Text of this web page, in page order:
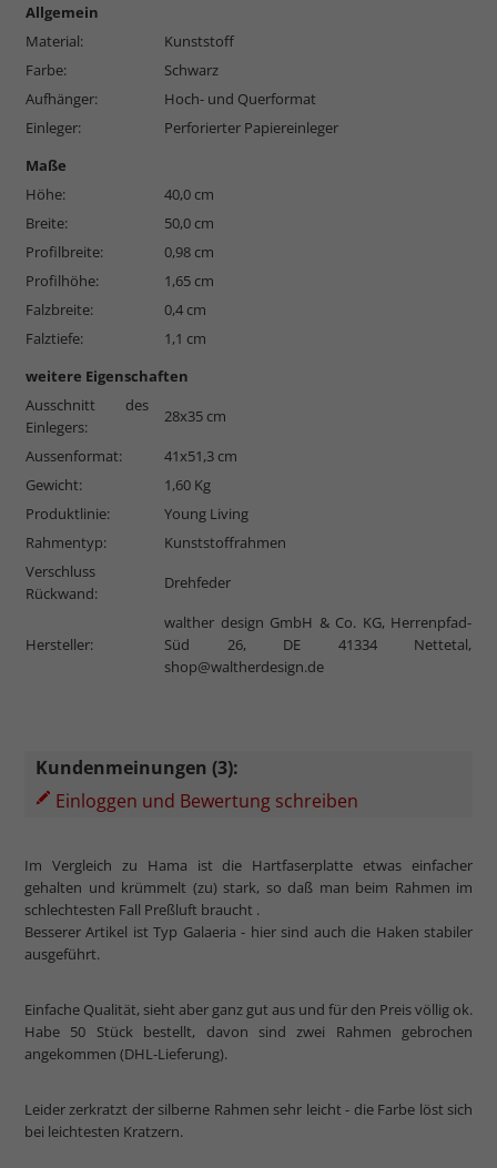
Allgemein
Material:
Kunststoff
Farbe:
Schwarz
Aufhänger:
Hoch- und Querformat
Einleger:
Perforierter Papiereinleger
Maße
Höhe:
40,0 cm
Breite:
50,0 cm
Profilbreite:
0,98 cm
Profilhöhe:
1,65 cm
Falzbreite:
0,4 cm
Falztiefe:
1,1 cm
weitere Eigenschaften
Ausschnitt des
Einlegers:
28x35 cm
Aussenformat:
41x51,3 cm
Gewicht:
1,60 Kg
Produktlinie:
Young Living
Rahmentyp:
Kunststoffrahmen
Verschluss
Rückwand:
Drehfeder
Hersteller:
walther design GmbH & Co. KG, Herrenpfad-
Süd 26, DE 41334 Nettetal,
shop@waltherdesign.de
Kundenmeinungen (3):
Einloggen und Bewertung schreiben
Im Vergleich zu Hama ist die Hartfaserplatte etwas einfacher
gehalten und krümmelt (zu) stark, so daß man beim Rahmen im
schlechtesten Fall Preßluft braucht .
Besserer Artikel ist Typ Galaeria - hier sind auch die Haken stabiler
ausgeführt.
Einfache Qualität, sieht aber ganz gut aus und für den Preis völlig ok.
Habe 50 Stück bestellt, davon sind zwei Rahmen gebrochen
angekommen (DHL-Lieferung).
Leider zerkratzt der silberne Rahmen sehr leicht - die Farbe löst sich
bei leichtesten Kratzern.